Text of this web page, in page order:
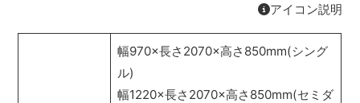
アイコン説明
幅970×長さ2070×高さ850mm(シング
ル)
幅1220×長さ2070×高さ850mm(セミダ